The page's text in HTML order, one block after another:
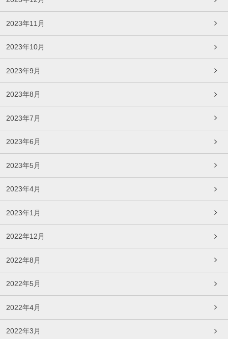
2023年11月
2023年10月
2023年9月
2023年8月
2023年7月
2023年6月
2023年5月
2023年4月
2023年1月
2022年12月
2022年8月
2022年5月
2022年4月
2022年3月